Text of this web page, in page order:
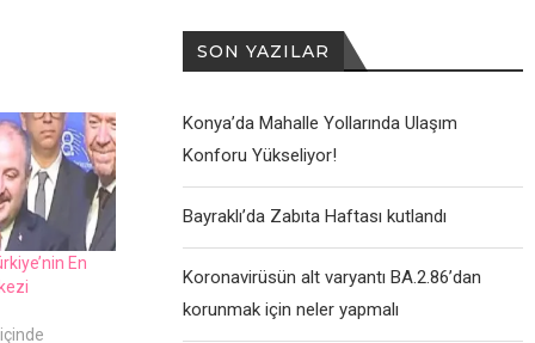
En
SON YAZILAR
Konya’da Mahalle Yollarında Ulaşım
Konforu Yükseliyor!
Bayraklı’da Zabıta Haftası kutlandı
Koronavirüsün alt varyantı BA.2.86’dan
korunmak için neler yapmalı